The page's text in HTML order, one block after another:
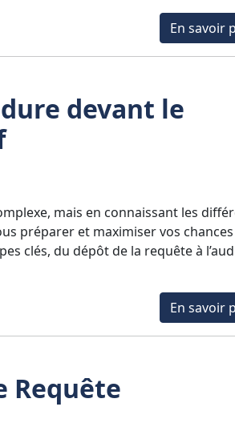
En savoir
devant le
mais en connaissant les
préparer et maximiser vos
clés, du dépôt de la requête à
En savoir
Requête